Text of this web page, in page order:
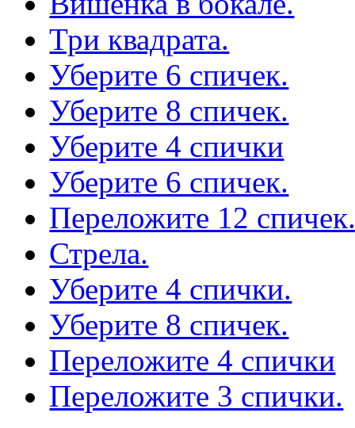
Три квадрата.
Уберите 6 спичек.
Уберите 8 спичек.
Уберите 4 спички
Уберите 6 спичек.
Переложите 12
Стрела.
Уберите 4 спички.
Уберите 8 спичек.
Переложите 4 спички
Переложите 3 спички.